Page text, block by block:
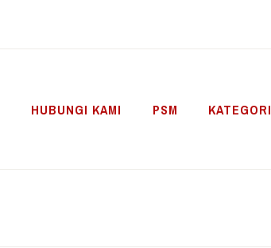
HUBUNGI KAMI PSM KATEGORI